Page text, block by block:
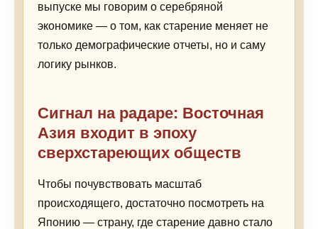
выпуске мы говорим о серебряной
экономике — о том, как старение меняет не
только демографические отчеты, но и саму
логику рынков.
Сигнал на радаре: Восточная
Азия входит в эпоху
сверхстареющих обществ
Чтобы почувствовать масштаб
происходящего, достаточно посмотреть на
Японию — страну, где старение давно стало